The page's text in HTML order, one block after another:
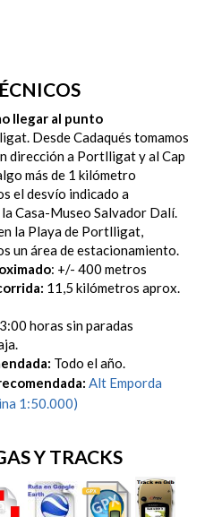
llegar al punto
Desde Cadaqués tomamos
dirección a Portlligat y al Cap
más de 1 kilómetro
el desvío indicado a
Casa-Museo Salvador Dalí.
la Playa de Portlligat,
un área de estacionamiento.
: +/- 400 metros
11,5 kilómetros aprox.
3:00 horas sin paradas
Todo el año.
Alt Emporda
1:50.000)
Y TRACKS